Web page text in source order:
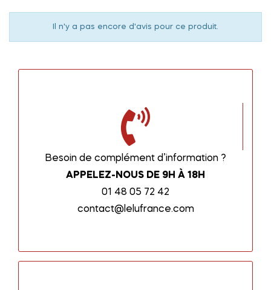
Il n'y a pas encore d'avis pour ce produit.
Besoin de complément d’information ?
APPELEZ-NOUS DE 9H À 18H
01 48 05 72 42
contact@lelufrance.com